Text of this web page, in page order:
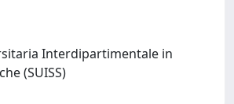
Interdipartimentale in
(SUISS)